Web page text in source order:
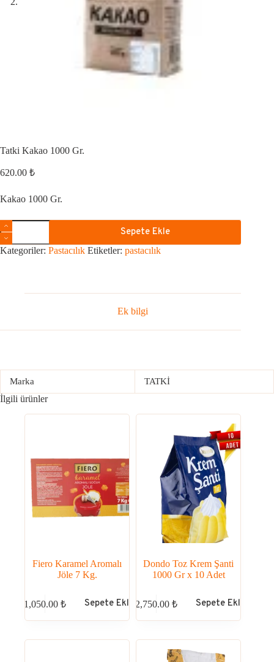
Tatki Kakao 1000 Gr.
620.00 ₺
Kakao 1000 Gr.
Sepete Ekle
Kategoriler: Pastacılık Etiketler: pastacılık
Ek bilgi
Marka TATKİ
İlgili ürünler
Fiero Karamel Aromalı
Jöle 7 Kg.
1,050.00₺ Sepete Ekle
Dondo Toz Krem Şanti
1000 Gr x 10 Adet
2,750.00₺ Sepete Ekle